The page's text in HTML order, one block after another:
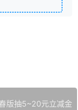
版抽5~20元立减金